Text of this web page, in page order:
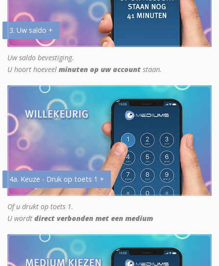
3. Uw saldo +
Uw saldo bevestiging.
U hoort hoeveel minuten op uw account staan.
4a. Keuze - Druk op toets 1 +
Of u drukt op toets 1.
U wordt direct verbonden met een medium